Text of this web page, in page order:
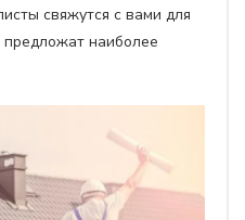
свяжутся с вами для
наиболее